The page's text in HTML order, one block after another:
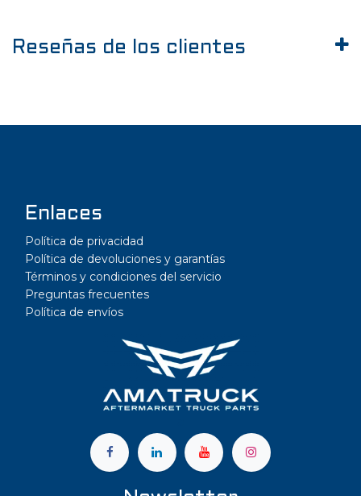
Reseñas de los clientes
Enlaces
Política de privacidad
Política de devoluciones y garantías
Términos y condiciones del servicio
Preguntas frecuentes
Política de envíos